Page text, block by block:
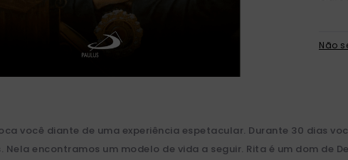
Não
você diante de uma experiência espetacular. Durante 30 dias
encontramos um modelo de vida a seguir. Rita é um dom de